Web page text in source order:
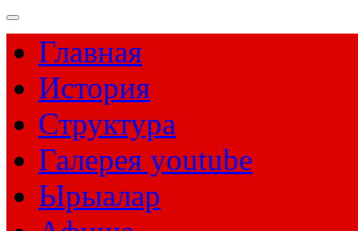
Главная
История
Структура
Галерея youtube
Ырыалар